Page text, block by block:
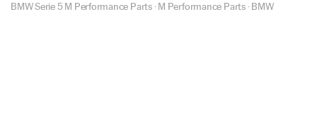
BMW Serie 5 M Performance Parts·M Performance Parts·BMW